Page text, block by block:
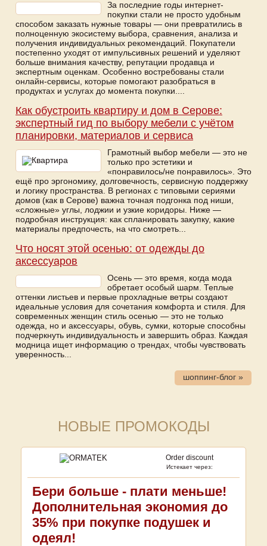
За последние годы интернет-
покупки стали не просто удобным
способом заказать нужные товары — они превратились в
полноценную экосистему выбора, сравнения, анализа и
получения индивидуальных рекомендаций. Покупатели
постепенно уходят от импульсивных решений и уделяют
больше внимания качеству, репутации продавца и
экспертным оценкам. Особенно востребованы стали
онлайн-сервисы, которые помогают разобраться в
продуктах и услугах до момента покупки....
Как обустроить квартиру и дом в Серове:
экспертный гид по выбору мебели с учётом
планировки, материалов и сервиса
Грамотный выбор мебели — это не
только про эстетики и
«понравилось/не понравилось». Это
ещё про эргономику, долговечность, сервисную поддержку
и логику пространства. В регионах с типовыми сериями
домов (как в Серове) важна точная подгонка под ниши,
«сложные» углы, лоджии и узкие коридоры. Ниже —
подробная инструкция: как спланировать закупку, какие
материалы предпочесть, на что смотреть...
Что носят этой осенью: от одежды до
аксессуаров
Осень — это время, когда мода
обретает особый шарм. Теплые
оттенки листьев и первые прохладные ветры создают
идеальные условия для сочетания комфорта и стиля. Для
современных женщин стиль осенью — это не только
одежда, но и аксессуары, обувь, сумки, которые способны
подчеркнуть индивидуальность и завершить образ. Каждая
модница ищет информацию о трендах, чтобы чувствовать
уверенность...
шоппинг-блог »
НОВЫЕ ПРОМОКОДЫ
Order discount
Истекает через:
Бери больше - плати меньше!
Дополнительная экономия до
35% при покупке подушек и
одеял!